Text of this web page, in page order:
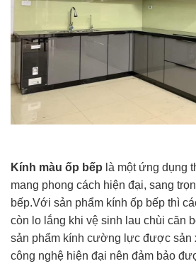
Kính màu ốp bếp là một ứng dụng
mang phong cách hiện đại, sang
bếp.Với sản phẩm kính ốp bếp thì
còn lo lắng khi vệ sinh lau chùi căn
sản phẩm kính cường lực được sản
công nghệ hiện đại nên đảm bảo